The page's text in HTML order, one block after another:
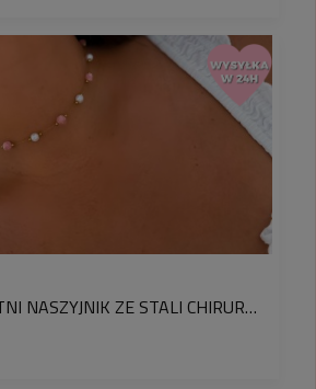
POZŁACANY LETNI NASZYJNIK ZE STALI CHIRURGICZNEJ Z AGATEM RÓŻOWYM I PEREŁKAMI